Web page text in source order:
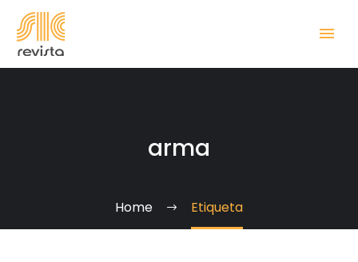
arma
Home Etiqueta